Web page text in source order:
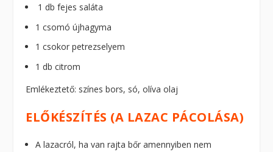
1 db fejes saláta
1 csomó újhagyma
1 csokor petrezselyem
1 db citrom
Emlékeztető: színes bors, só, olíva olaj
ELŐKÉSZÍTÉS (A LAZAC PÁCOLÁSA)
A lazacról, ha van rajta bőr amennyiben nem